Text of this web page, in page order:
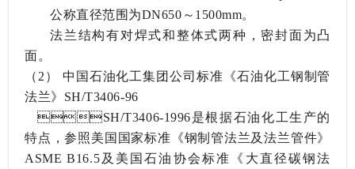
公称直径范围为DN650～1500mm。
法兰结构有对焊式和整体式两种，密封面为凸
面。
（2） 中国石油化工集团公司标准《石油化工钢制管
法兰》 SH/T3406-96
SH/T3406-1996是根据石油化工生产的
特点，参照美国国家标准《钢制管法兰及法兰管件》
ASME B16.5及美国石油协会标准《大直径碳钢法